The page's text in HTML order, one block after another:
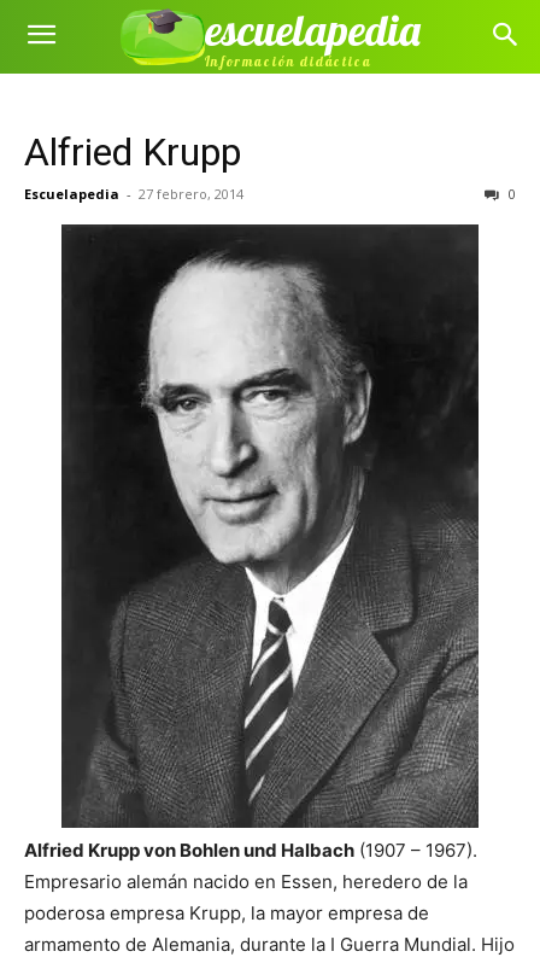
escuelapedia
Información didáctica
Alfried Krupp
Escuelapedia - 27 febrero, 2014 0
Alfried Krupp von Bohlen und Halbach (1907 – 1967).
Empresario alemán nacido en Essen, heredero de la
poderosa empresa Krupp, la mayor empresa de
armamento de Alemania, durante la I Guerra Mundial. Hijo